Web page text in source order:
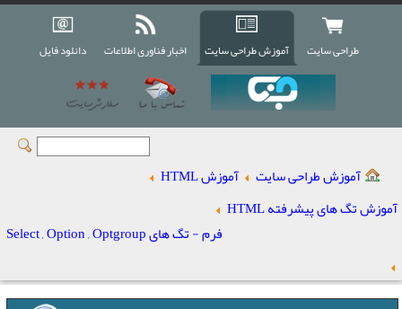
طراحی سایت آموزش طراحی سایت اخبار فناوری اطلاعات دانلود فایل
آموزش طراحی سایت
آموزش HTML
آموزش تگ های پیشرفته HTML
فرم - تگ های Select , Option , Optgroup